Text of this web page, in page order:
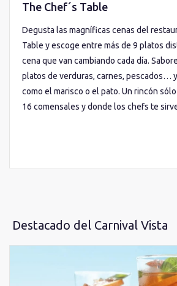
The Chef´s Table
Degusta las magníficas cenas del
Table y escoge entre más de 9 platos
cena que van cambiando cada día.
platos de verduras, carnes, pescados…
como el marisco o el pato. Un rincón
16 comensales y donde los chefs te
Destacado del Carnival Vista